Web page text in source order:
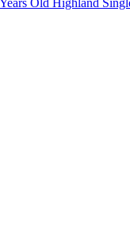
Old Highland